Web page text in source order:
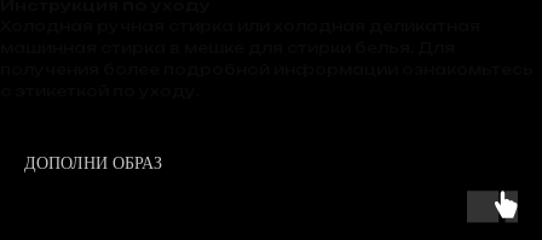
ДОПОЛНИ ОБРАЗ